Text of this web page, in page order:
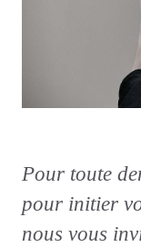
Pour toute
pour initier
nous vous